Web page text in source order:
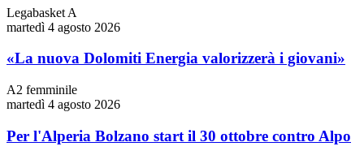
Legabasket A
martedì 4 agosto 2026
«La nuova Dolomiti Energia valorizzerà i giovani»
A2 femminile
martedì 4 agosto 2026
Per l'Alperia Bolzano start il 30 ottobre contro Alpo